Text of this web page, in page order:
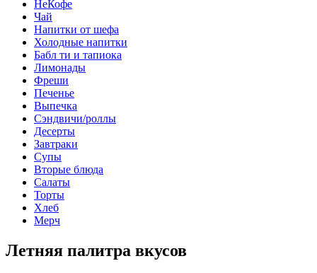
НеКофе
Чай
Напитки от шефа
Холодные напитки
Бабл ти и тапиока
Лимонады
Фреши
Печенье
Выпечка
Сэндвичи/роллы
Десерты
Завтраки
Супы
Вторые блюда
Салаты
Торты
Хлеб
Мерч
Летняя палитра вкусов